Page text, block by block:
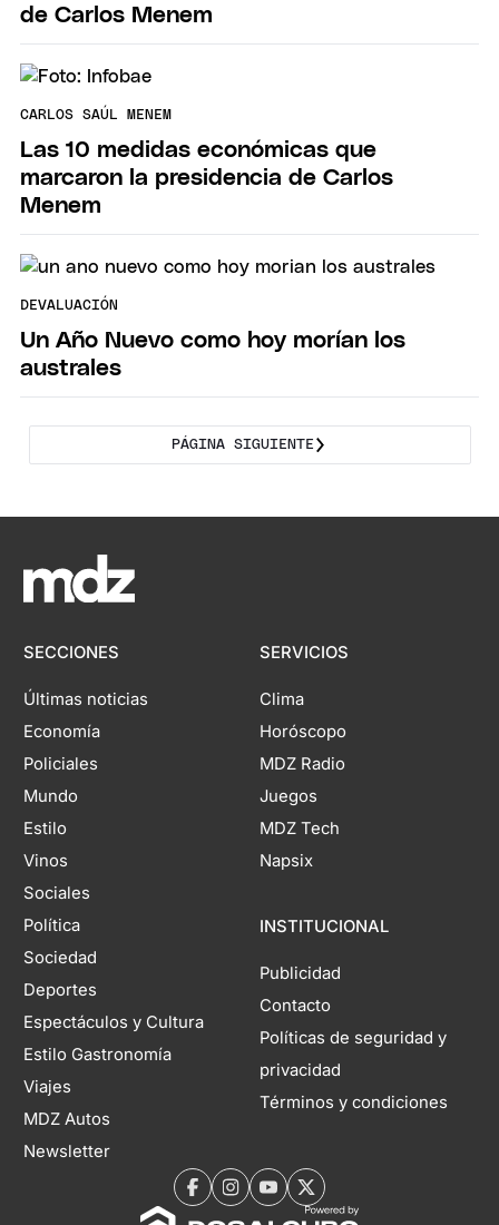
de Carlos Menem
CARLOS SAÚL MENEM
Las 10 medidas económicas que
marcaron la presidencia de Carlos
Menem
DEVALUACIÓN
Un Año Nuevo como hoy morían los
australes
PÁGINA SIGUIENTE
SECCIONES
Últimas noticias
Economía
Policiales
Mundo
Estilo
Vinos
Sociales
Política
Sociedad
Deportes
Espectáculos y Cultura
Estilo Gastronomía
Viajes
MDZ Autos
Newsletter
SERVICIOS
Clima
Horóscopo
MDZ Radio
Juegos
MDZ Tech
Napsix
INSTITUCIONAL
Publicidad
Contacto
Políticas de seguridad y
privacidad
Términos y condiciones